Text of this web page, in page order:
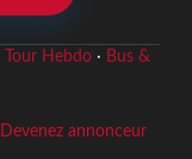
Tour Hebdo· Bus &
Devenez annonceur